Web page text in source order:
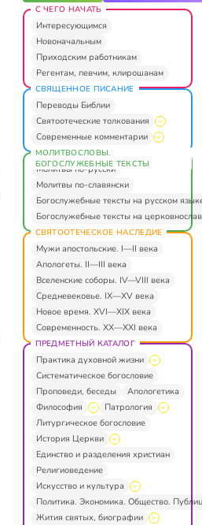
С ЧЕГО НАЧАТЬ
Интересующимся
Новоначальным
Приходским работникам
Регентам, певчим, клирошанам
СВЯЩЕННОЕ ПИСАНИЕ
Переводы Библии
Святоотеческие толкования
Современные комментарии
МОЛИТВОСЛОВЫ.
БОГОСЛУЖЕБНЫЕ ТЕКСТЫ
Молитвы по-русски
Молитвы по-славянски
Богослужебные тексты на русском
Богослужебные тексты на
СВЯТООТЕЧЕСКОЕ НАСЛЕДИЕ
Мужи апостольские. I—II века
Апологеты. II—III века
Вселенские соборы. IV—VIII века
Средневековье. IX—XV века
Новое время. XVI—XIX века
Современность. XX—XXI века
ПРЕДМЕТНЫЙ КАТАЛОГ
Практика духовной жизни
Систематическое богословие
Проповеди, беседы
Апологетика
Философия
Патрология
Литургическое богословие
История Церкви
Единство и разделения христиан
Религиоведение
Искусство и культура
Политика. Экономика. Общество.
Жития святых, биографии